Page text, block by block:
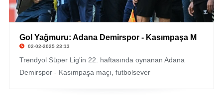
Gol Yağmuru: Adana Demirspor - Kasımpaşa M
02-02-2025 23:13
Trendyol Süper Lig'in 22. haftasında oynanan Adana
Demirspor - Kasımpaşa maçı, futbolsever